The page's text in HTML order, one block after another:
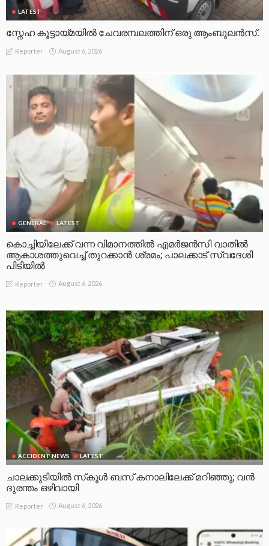
LATEST
സ്നേഹ കൂട്ടായ്മയിൽ ചേവരമ്പലത്തിന് ഒരു ആംബുലൻസ്.
Reporter August 6, 2026
GENERAL LATEST
കൊച്ചിയിലേക്ക് വന്ന വിമാനത്തിൽ എമർജൻസി വാതിൽ
ആകാശത്തുവെച്ച് തുറക്കാൻ ശ്രമം; പാലക്കാട് സ്വദേശി
പിടിയിൽ
Reporter August 6, 2026
ACCIDENT NEWS LATEST
ചാലക്കുടിയിൽ സ്‌കൂൾ ബസ് കനാലിലേക്ക് മറിഞ്ഞു; വൻ
ദുരന്തം ഒഴിവായി
Reporter August 6, 2026